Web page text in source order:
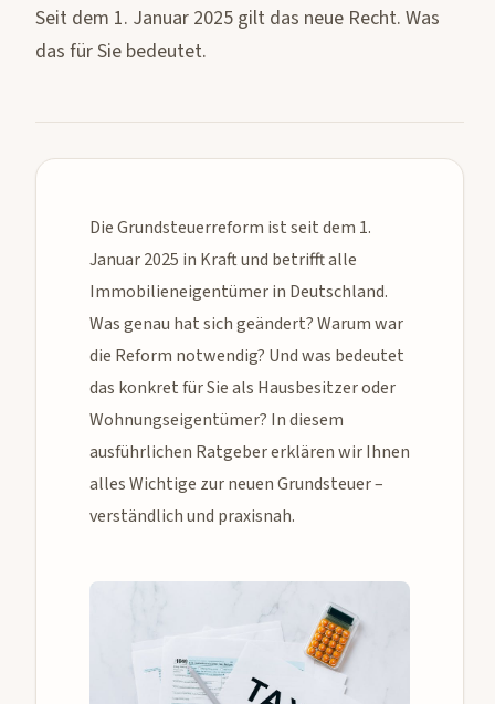
Seit dem 1. Januar 2025 gilt das neue Recht. Was
das für Sie bedeutet.
Die Grundsteuerreform ist seit dem 1.
Januar 2025 in Kraft und betrifft alle
Immobilieneigentümer in Deutschland.
Was genau hat sich geändert? Warum war
die Reform notwendig? Und was bedeutet
das konkret für Sie als Hausbesitzer oder
Wohnungseigentümer? In diesem
ausführlichen Ratgeber erklären wir Ihnen
alles Wichtige zur neuen Grundsteuer –
verständlich und praxisnah.